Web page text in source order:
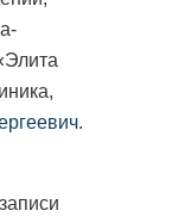
и более 5
см.)
.